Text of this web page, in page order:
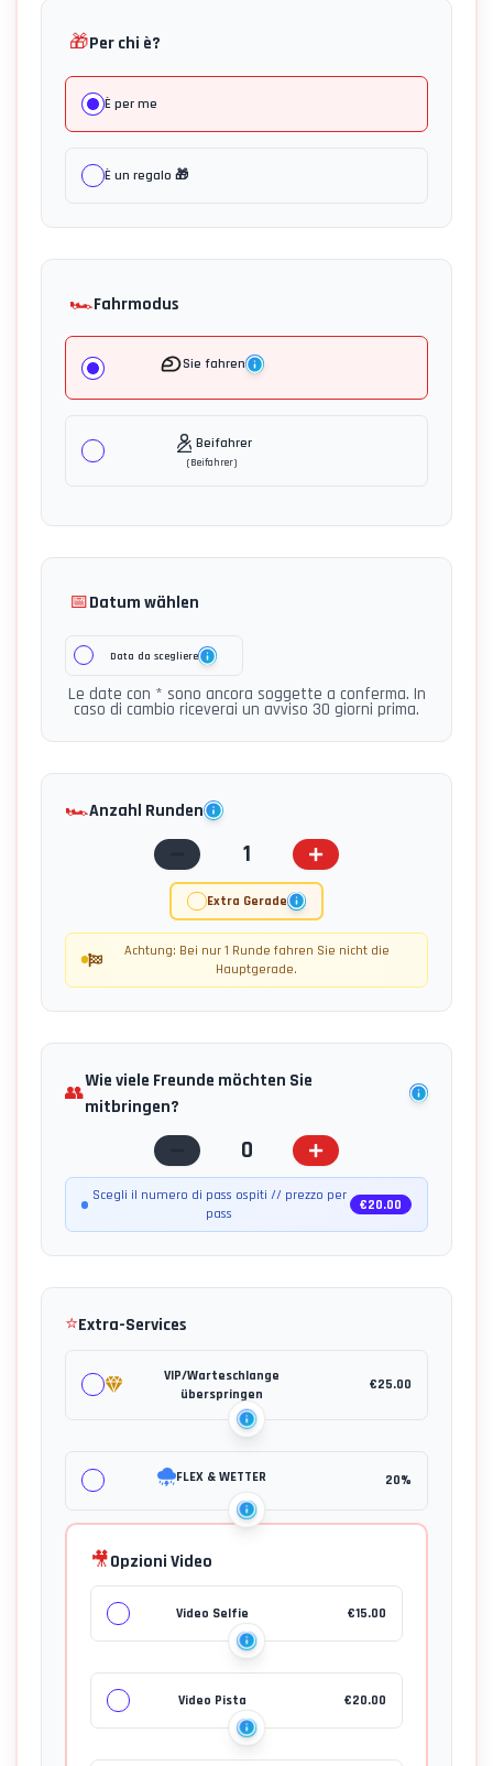
🎁Per chi è?
È per me
È un regalo 🎁
🏎️Fahrmodus
Sie fahren
Beifahrer
(Beifahrer)
📅Datum wählen
Data da scegliere
Le date con * sono ancora soggette a conferma. In
caso di cambio riceverai un avviso 30 giorni prima.
🏎️Anzahl Runden
1
Extra Gerade
Achtung: Bei nur 1 Runde fahren Sie nicht die
Hauptgerade.
👥
Wie viele Freunde möchten Sie
mitbringen?
0
Scegli il numero di pass ospiti // prezzo per
pass
€20.00
⭐Extra-Services
VIP/Warteschlange
überspringen
€25.00
FLEX & WETTER 20%
🎥Opzioni Video
Video Selfie €15.00
Video Pista €20.00